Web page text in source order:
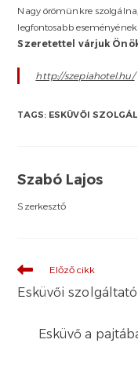
Nagy örömünkre
legfontosabb eseményének!
Szeretettel várjuk
http://szepiahotel.hu/
TAGS: ESKÜVŐI
Szabó Lajos
Szerkesztő
További
cikkek
Előző cikk
Esküvői
Esküvő a